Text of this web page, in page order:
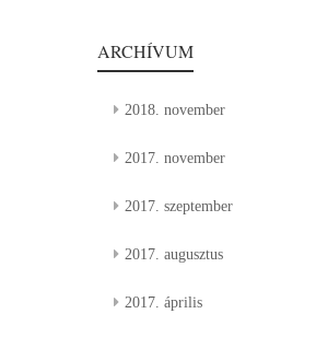
ARCHÍVUM
2018. november
2017. november
2017. szeptember
2017. augusztus
2017. április